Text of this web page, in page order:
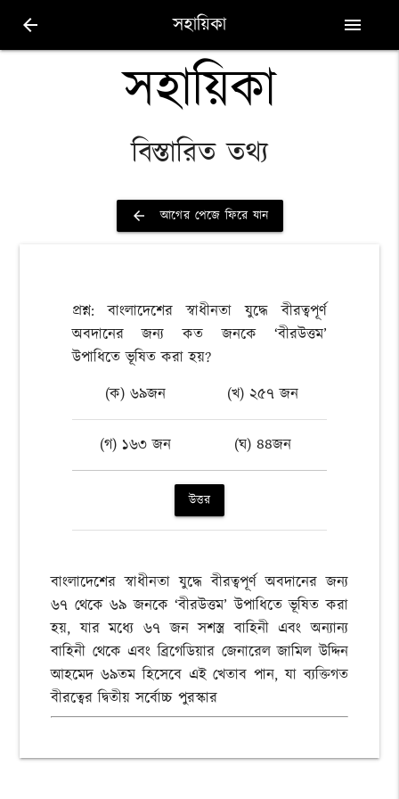
arrow_back সহায়িকা menu
সহায়িকা
বিস্তারিত তথ্য
arrow_back আগের পেজে ফিরে যান
প্রশ্ন: বাংলাদেশের স্বাধীনতা যুদ্ধে বীরত্বপূর্ণ
অবদানের জন্য কত জনকে ‘বীরউত্তম’
উপাধিতে ভূষিত করা হয়?
(ক) ৬৯জন
(খ) ২৫৭ জন
(গ) ১৬৩ জন (ঘ) ৪৪জন
উত্তর
বাংলাদেশের স্বাধীনতা যুদ্ধে বীরত্বপূর্ণ অবদানের জন্য
৬৭ থেকে ৬৯ জনকে ‘বীরউত্তম’ উপাধিতে ভূষিত করা
হয়, যার মধ্যে ৬৭ জন সশস্ত্র বাহিনী এবং অন্যান্য
বাহিনী থেকে এবং ব্রিগেডিয়ার জেনারেল জামিল উদ্দিন
আহমেদ ৬৯তম হিসেবে এই খেতাব পান, যা ব্যক্তিগত
বীরত্বের দ্বিতীয় সর্বোচ্চ পুরস্কার